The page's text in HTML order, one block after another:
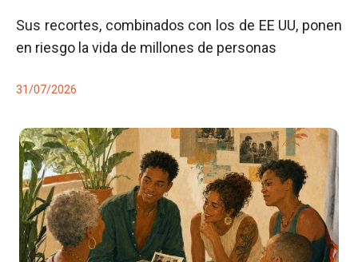
Sus recortes, combinados con los de EE UU, ponen
en riesgo la vida de millones de personas
31/07/2026